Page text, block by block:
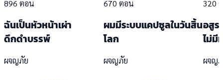
896 ตอน
ฉันเป็นหัวหน้าเผ่า
ดึกดำบรรพ์
ผจญภัย
670 ตอน
ผมมีระบบแคปซูลในวันสิ้น
โลก
ผจญภัย
320
อสู
ไม่มี
ผจญ